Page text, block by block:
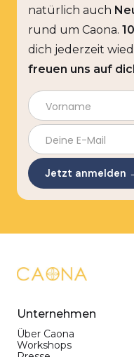
natürlich auch
rund um Caona.
dich jederzeit
freuen uns auf
Unternehmen
Über Caona
Workshops